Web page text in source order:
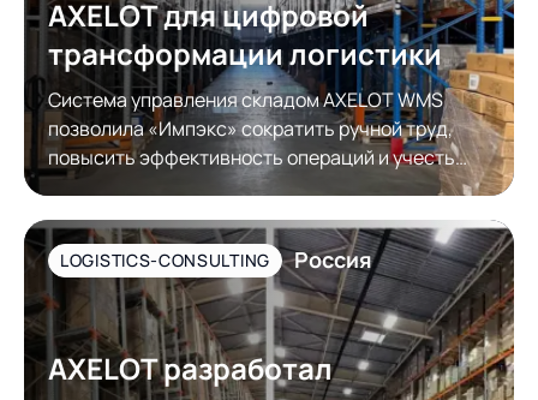
AXELOT для цифровой
трансформации логистики
Система управления складом AXELOT WMS
позволила «Импэкс» сократить ручной труд,
повысить эффективность операций и учесть
требования контрагентов к упаковке товара
LOGISTICS-CONSULTING Россия
AXELOT разработал